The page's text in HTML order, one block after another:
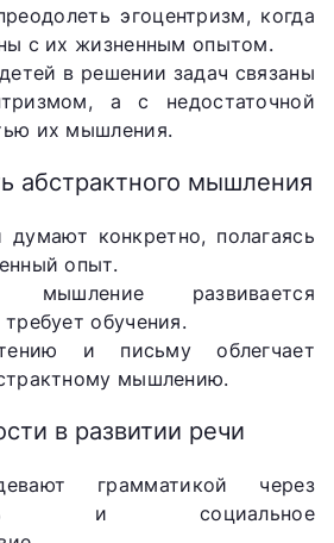
эгоцентризм, когда
с их жизненным опытом.
в решении задач связаны
а с недостаточной
их мышления.
абстрактного мышления
конкретно, полагаясь
опыт.
мышление развивается
обучения.
и письму облегчает
мышлению.
в развитии речи
грамматикой через
и социальное